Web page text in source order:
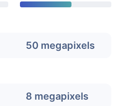
50 megapixels
8 megapixels